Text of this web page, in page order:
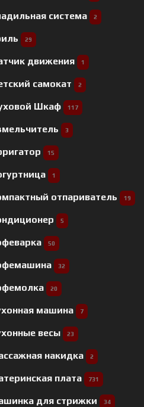
система 2
29
движения 1
самокат 2
Шкаф 117
3
15
1
отпариватель 19
5
50
32
20
машина 7
весы 23
накидка 2
плата 731
для стрижки 34